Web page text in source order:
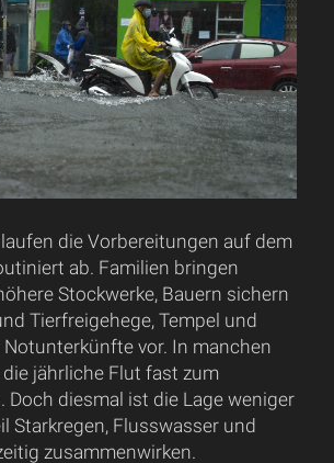
die Vorbereitungen auf dem
ab. Familien bringen
Stockwerke, Bauern sichern
Tierfreigehege, Tempel und
vor. In manchen
jährliche Flut fast zum
Doch diesmal ist die Lage weniger
Starkregen, Flusswasser und
zusammenwirken.